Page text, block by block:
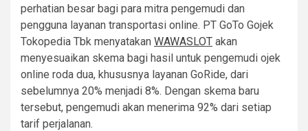
perhatian besar bagi para mitra pengemudi dan
pengguna layanan transportasi online. PT GoTo Gojek
Tokopedia Tbk menyatakan WAWASLOT akan
menyesuaikan skema bagi hasil untuk pengemudi ojek
online roda dua, khususnya layanan GoRide, dari
sebelumnya 20% menjadi 8%. Dengan skema baru
tersebut, pengemudi akan menerima 92% dari setiap
tarif perjalanan.